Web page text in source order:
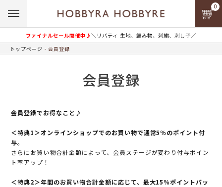
ファイナルセール開催中♪＼リバティ 生地、編み物、刺繍、刺し子／
0
トップページ 会員登録
会員登録
会員登録でお得なこと♪
＜特典1＞オンラインショップでのお買い物で通常5％のポイント付
与。
さらにお買い物合計金額によって、会員ステージが変わり付与ポイン
ト率アップ！
＜特典2＞年間のお買い物合計金額に応じて、最大15％ポイントバッ